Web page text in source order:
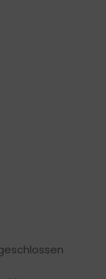
geschlossen